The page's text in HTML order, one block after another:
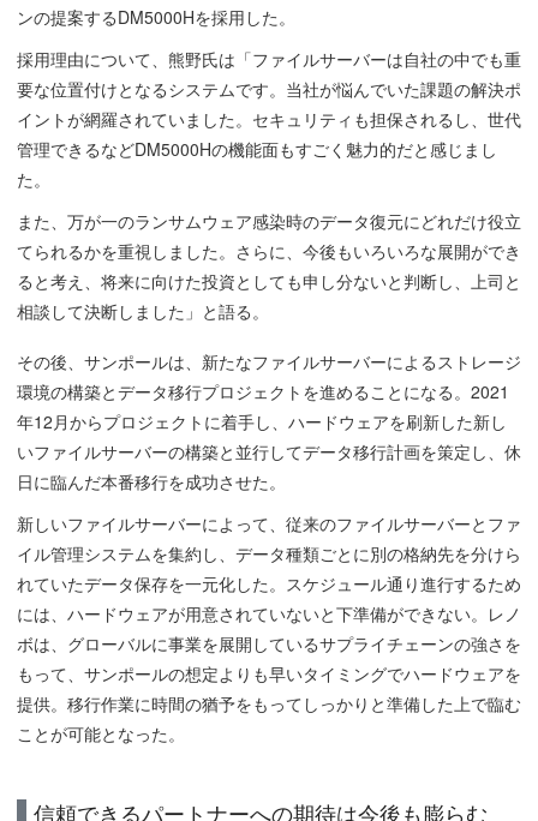
ンの提案するDM5000Hを採用した。
採用理由について、熊野氏は「ファイルサーバーは自社の中でも重
要な位置付けとなるシステムです。当社が悩んでいた課題の解決ポ
イントが網羅されていました。セキュリティも担保されるし、世代
管理できるなどDM5000Hの機能面もすごく魅力的だと感じまし
た。
また、万が一のランサムウェア感染時のデータ復元にどれだけ役立
てられるかを重視しました。さらに、今後もいろいろな展開ができ
ると考え、将来に向けた投資としても申し分ないと判断し、上司と
相談して決断しました」と語る。
その後、サンポールは、新たなファイルサーバーによるストレージ
環境の構築とデータ移行プロジェクトを進めることになる。2021
年12月からプロジェクトに着手し、ハードウェアを刷新した新し
いファイルサーバーの構築と並行してデータ移行計画を策定し、休
日に臨んだ本番移行を成功させた。
新しいファイルサーバーによって、従来のファイルサーバーとファ
イル管理システムを集約し、データ種類ごとに別の格納先を分けら
れていたデータ保存を一元化した。スケジュール通り進行するため
には、ハードウェアが用意されていないと下準備ができない。レノ
ボは、グローバルに事業を展開しているサプライチェーンの強さを
もって、サンポールの想定よりも早いタイミングでハードウェアを
提供。移行作業に時間の猶予をもってしっかりと準備した上で臨む
ことが可能となった。
信頼できるパートナーへの期待は今後も膨らむ